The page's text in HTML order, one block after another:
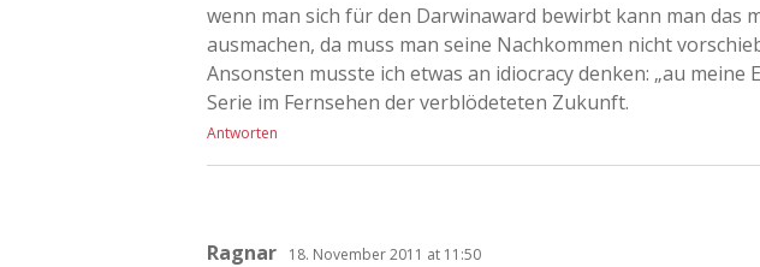
wenn man sich für den Darwinaward bewirbt kann man das
ausmachen, da muss man seine Nachkommen nicht
Ansonsten musste ich etwas an idiocracy denken: „au meine
Serie im Fernsehen der verblödeteten Zukunft.
Antworten
Ragnar 18. November 2011 at 11:50